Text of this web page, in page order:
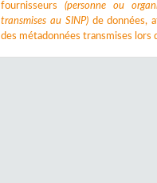
fournisseurs(personne ou
transmises au SINP)de données,
des métadonnées transmises lors